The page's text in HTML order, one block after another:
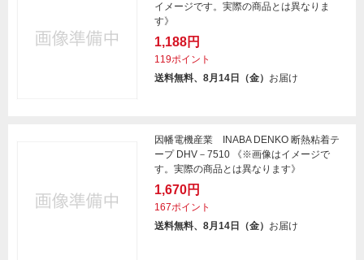
イメージです。実際の商品とは異なりま
す》
1,188円
119ポイント
送料無料、8月14日（金） お届け
因幡電機産業 INABA DENKO 断熱粘着テ
ープ DHV－7510 《※画像はイメージで
す。実際の商品とは異なります》
1,670円
167ポイント
送料無料、8月14日（金） お届け